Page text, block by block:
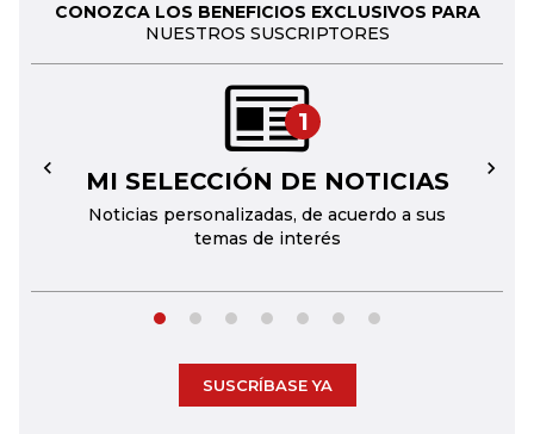
CONOZCA LOS BENEFICIOS EXCLUSIVOS PARA
NUESTROS SUSCRIPTORES
1
MI SELECCIÓN DE NOTICIAS
Noticias personalizadas, de acuerdo a sus
temas de interés
← →
SUSCRÍBASE YA